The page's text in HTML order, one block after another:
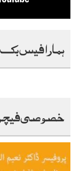
ہمارا فیس
خصوصی